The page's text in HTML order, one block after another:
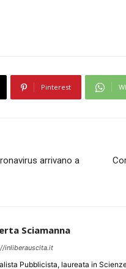
Pinterest
arrivano a
Sciamanna
inliberauscita.it
Pubblicista, laureata in